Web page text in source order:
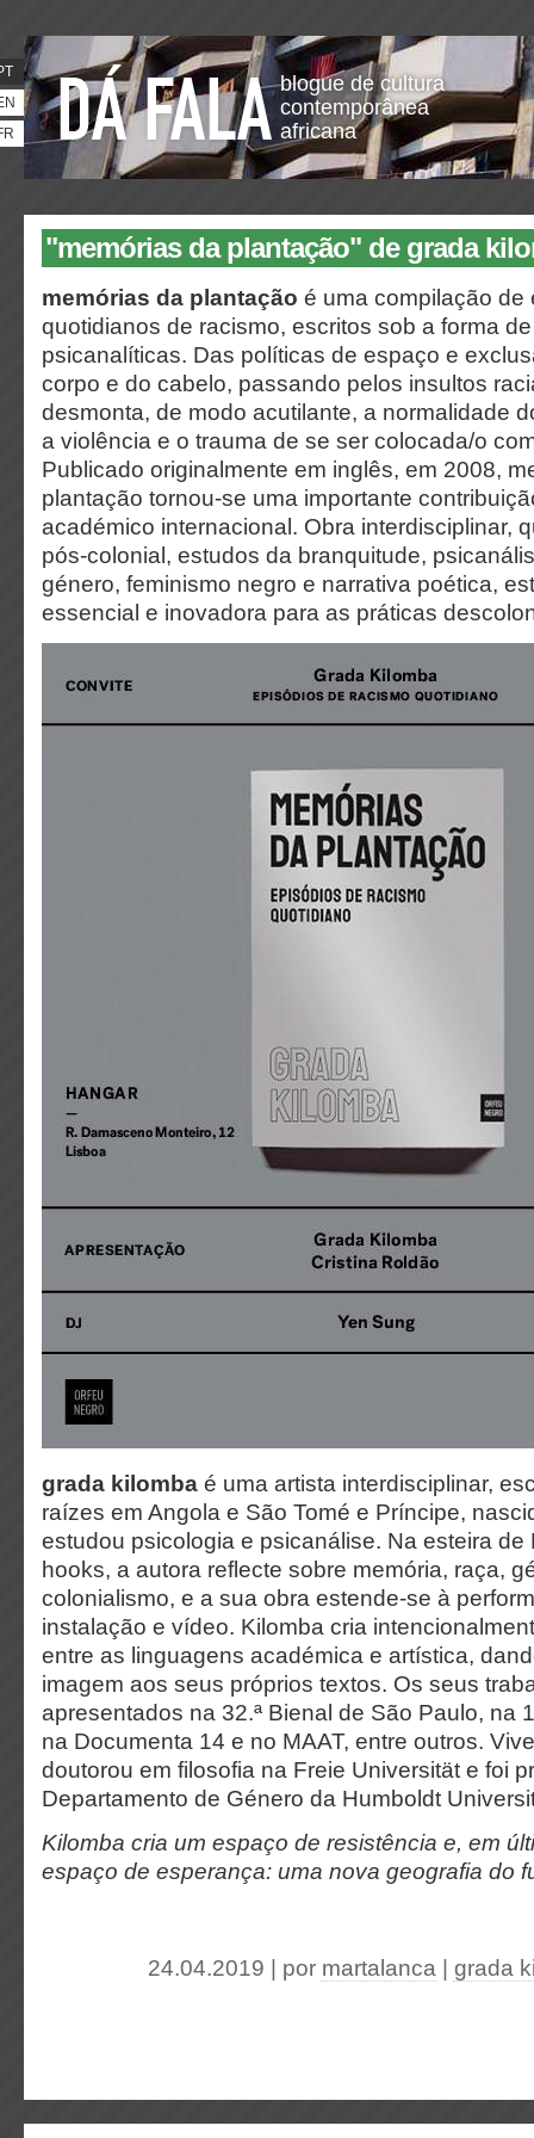
blogue de cultura
contemporânea
africana
"memórias da plantação" de grada
memórias da plantação é uma compilação de
quotidianos de racismo, escritos sob a forma
psicanalíticas. Das políticas de espaço e
corpo e do cabelo, passando pelos insultos
desmonta, de modo acutilante, a normalidade
a violência e o trauma de se ser colocada/o
Publicado originalmente em inglês, em 2008,
plantação tornou-se uma importante
académico internacional. Obra interdisciplinar,
pós-colonial, estudos da branquitude,
género, feminismo negro e narrativa poética,
essencial e inovadora para as práticas
grada kilomba é uma artista interdisciplinar,
raízes em Angola e São Tomé e Príncipe,
estudou psicologia e psicanálise. Na esteira de
hooks, a autora reflecte sobre memória, raça,
colonialismo, e a sua obra estende-se à
instalação e vídeo. Kilomba cria
entre as linguagens académica e artística,
imagem aos seus próprios textos. Os seus
apresentados na 32.ª Bienal de São Paulo, na
na Documenta 14 e no MAAT, entre outros.
doutorou em filosofia na Freie Universität e foi
Departamento de Género da Humboldt
Kilomba cria um espaço de resistência e, em
espaço de esperança: uma nova geografia do
24.04.2019 | por martalanca grada